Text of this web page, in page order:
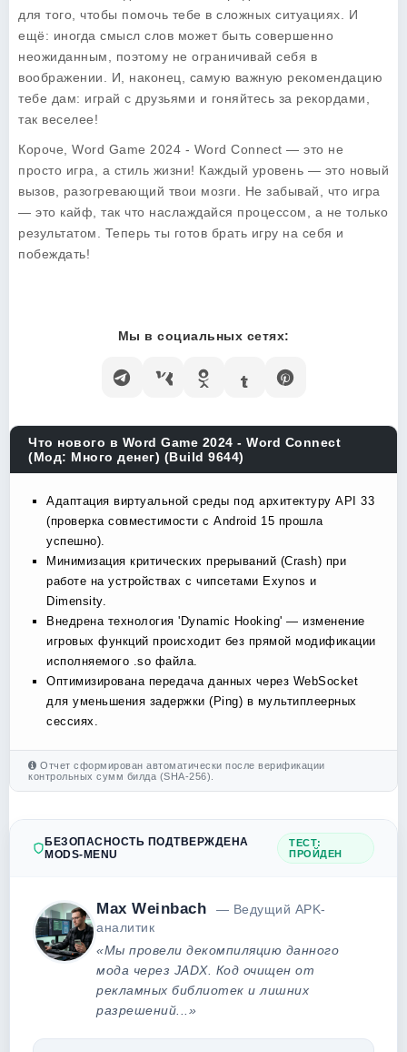
для того, чтобы помочь тебе в сложных ситуациях. И
ещё: иногда смысл слов может быть совершенно
неожиданным, поэтому не ограничивай себя в
воображении. И, наконец, самую важную рекомендацию
тебе дам: играй с друзьями и гоняйтесь за рекордами,
так веселее!
Короче, Word Game 2024 - Word Connect — это не
просто игра, а стиль жизни! Каждый уровень — это новый
вызов, разогревающий твои мозги. Не забывай, что игра
— это кайф, так что наслаждайся процессом, а не только
результатом. Теперь ты готов брать игру на себя и
побеждать!
Мы в социальных сетях:
Что нового в Word Game 2024 - Word Connect
(Мод: Много денег) (Build 9644)
Адаптация виртуальной среды под архитектуру API 33
(проверка совместимости с Android 15 прошла
успешно).
Минимизация критических прерываний (Crash) при
работе на устройствах с чипсетами Exynos и
Dimensity.
Внедрена технология 'Dynamic Hooking' — изменение
игровых функций происходит без прямой модификации
исполняемого .so файла.
Оптимизирована передача данных через WebSocket
для уменьшения задержки (Ping) в мультиплеерных
сессиях.
Отчет сформирован автоматически после верификации
контрольных сумм билда (SHA-256).
БЕЗОПАСНОСТЬ ПОДТВЕРЖДЕНА
MODS-MENU
ТЕСТ:
ПРОЙДЕН
Max Weinbach
— Ведущий APK-
аналитик
«Мы провели декомпиляцию данного
мода через JADX. Код очищен от
рекламных библиотек и лишних
разрешений...»